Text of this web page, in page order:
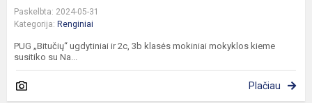
Paskelbta: 2024-05-31
Kategorija: Renginiai
PUG „Bitučių“ ugdytiniai ir 2c, 3b klasės mokiniai mokyklos kieme
susitiko su Na...
Plačiau